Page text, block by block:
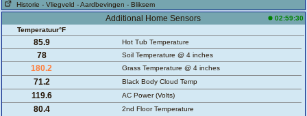
Historie - Vliegveld - Aardbevingen - Bliksem
Additional Home Sensors
02:59:30
Temperatuur°F
85.9 Hot Tub Temperature
78 Soil Temperature @ 4 inches
180.2 Grass Temperature @ 4 inches
71.2 Black Body Cloud Temp
119.6 AC Power (Volts)
80.4 2nd Floor Temperature